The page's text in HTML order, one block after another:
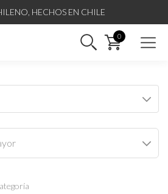
HECHOS EN CHILE